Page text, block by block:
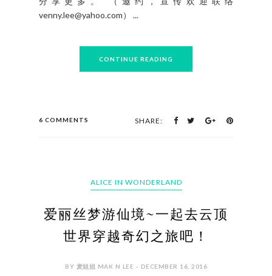
venny.lee@yahoo.com） ...
CONTINUE READING
6 COMMENTS SHARE:
ALICE IN WONDERLAND
爱丽丝梦游仙境~一起去云顶
世界穿越奇幻之旅吧！
BY 麦姐姐 MAK N LEE - DECEMBER 16, 2016